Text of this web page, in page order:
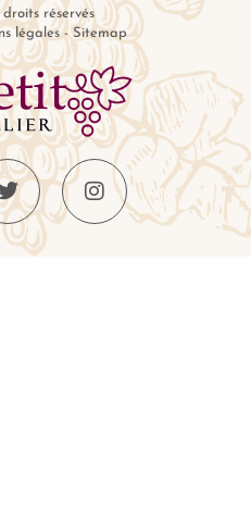
réservés
légales-Sitemap